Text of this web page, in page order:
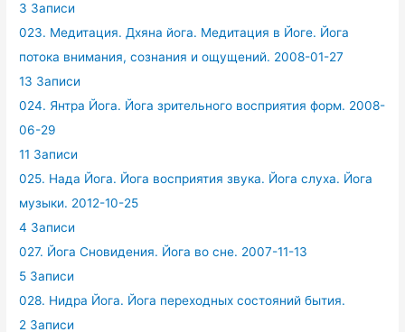
3 Записи
023. Медитация. Дхяна йога. Медитация в Йоге. Йога
потока внимания, сознания и ощущений. 2008-01-27
13 Записи
024. Янтра Йога. Йога зрительного восприятия форм. 2008-
06-29
11 Записи
025. Нада Йога. Йога восприятия звука. Йога слуха. Йога
музыки. 2012-10-25
4 Записи
027. Йога Сновидения. Йога во сне. 2007-11-13
5 Записи
028. Нидра Йога. Йога переходных состояний бытия.
2 Записи